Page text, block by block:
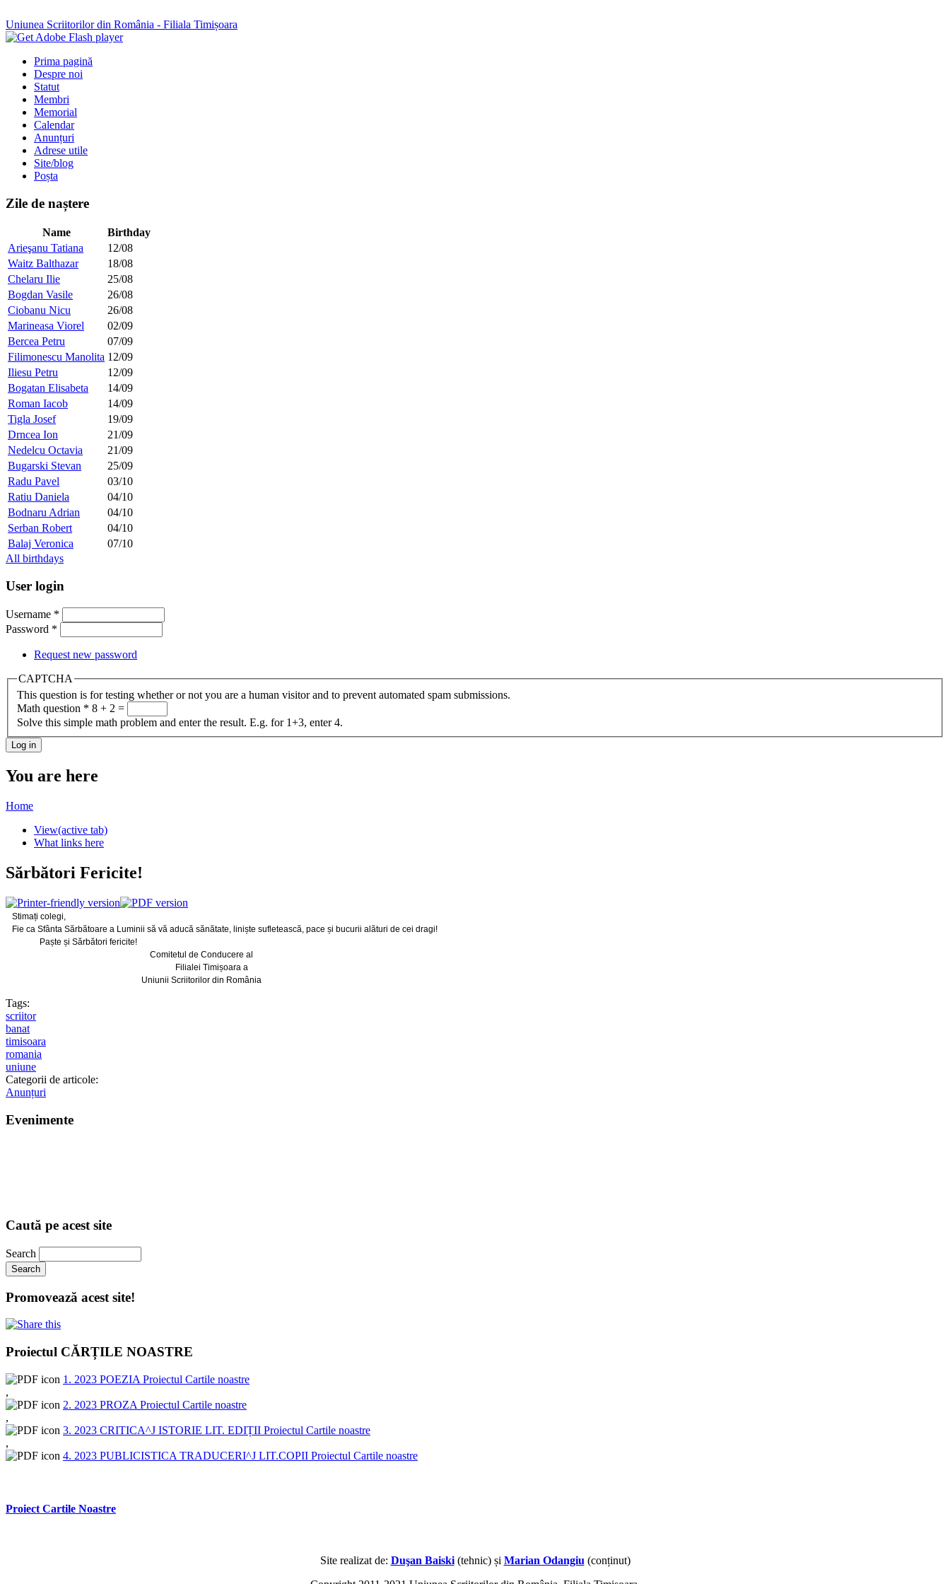
Uniunea Scriitorilor din România - Filiala Timișoara
Prima pagină
Despre noi
Statut
Membri
Memorial
Calendar
Anunțuri
Adrese utile
Site/blog
Poșta
Zile de naștere
Name
Birthday
Arieşanu Tatiana
12/08
Waitz Balthazar
18/08
Chelaru Ilie
25/08
Bogdan Vasile
26/08
Ciobanu Nicu
26/08
Marineasa Viorel
02/09
Bercea Petru
07/09
Filimonescu Manolita 12/09
Iliesu Petru
12/09
Bogatan Elisabeta
14/09
Roman Iacob
14/09
Tigla Josef
19/09
Drncea Ion
21/09
Nedelcu Octavia
21/09
Bugarski Stevan
25/09
Radu Pavel
03/10
Ratiu Daniela
04/10
Bodnaru Adrian
04/10
Serban Robert
04/10
Balaj Veronica
07/10
All birthdays
User login
Username *
Password *
Request new password
CAPTCHA
This question is for testing whether or not you are a human visitor and to prevent automated spam submissions.
Math question * 8 + 2 =
Solve this simple math problem and enter the result. E.g. for 1+3, enter 4.
You are here
Home
View(active tab)
What links here
Sărbători Fericite!
Stimați colegi,
Fie ca Sfânta Sărbătoare a Luminii să vă aducă sănătate, liniște sufletească, pace și bucurii alături de cei dragi!
Paște și Sărbători fericite!
Comitetul de Conducere al
Filialei Timișoara a
Uniunii Scriitorilor din România
Tags:
scriitor
banat
timisoara
romania
uniune
Categorii de articole:
Anunțuri
Evenimente
Caută pe acest site
Search
Promovează acest site!
Proiectul CĂRȚILE NOASTRE
1. 2023 POEZIA Proiectul Cartile noastre
,
2. 2023 PROZA Proiectul Cartile noastre
,
3. 2023 CRITICA^J ISTORIE LIT. EDIȚII Proiectul Cartile noastre
,
4. 2023 PUBLICISTICA TRADUCERI^J LIT.COPII Proiectul Cartile noastre
Proiect Cartile Noastre
Site realizat de: Duşan Baiski(tehnic) și Marian Odangiu (conținut)